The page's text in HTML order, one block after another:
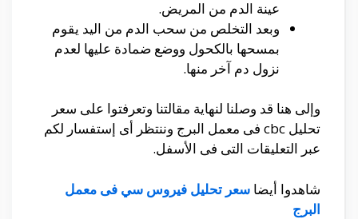
عينة الدم من المريض.
وبعد التخلص من سحب الدم من اليد يقوم
بمسحها بالكحول ووضع ضمادة عليها لعدم
نزول دم آخر منها.
وإلى هنا قد وصلنا لنهاية مقالتنا وتعرفتوا على سعر
تحليل cbc فى معمل البرج وننتظر أى إستفسار لكم
عبر التعليقات التى فى الأسفل.
شاهدوا أيضا سعر تحليل فيروس سي فى معمل
البرج